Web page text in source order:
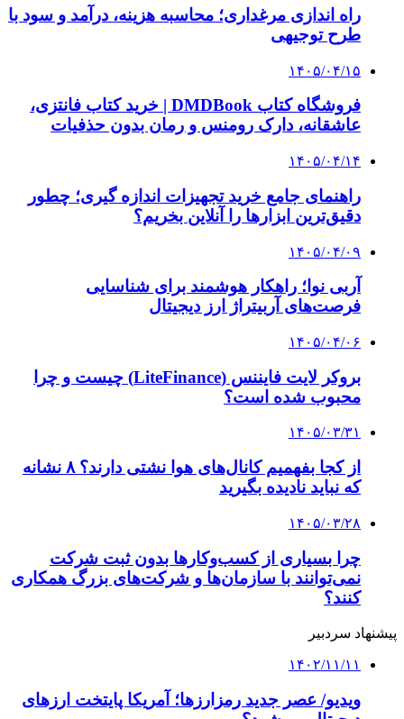
راه اندازی مرغداری؛ محاسبه هزینه، درآمد و سود با
طرح توجیهی
۱۴۰۵/۰۴/۱۵
فروشگاه کتاب DMDBook | خرید کتاب فانتزی،
عاشقانه، دارک رومنس و رمان بدون حذفیات
۱۴۰۵/۰۴/۱۴
راهنمای جامع خرید تجهیزات اندازه گیری؛ چطور
دقیق‌ترین ابزارها را آنلاین بخریم؟
۱۴۰۵/۰۴/۰۹
آربی نوا؛ راهکار هوشمند برای شناسایی
فرصت‌های آربیتراژ ارز دیجیتال
۱۴۰۵/۰۴/۰۶
بروکر لایت فایننس (LiteFinance) چیست و چرا
محبوب شده است؟
۱۴۰۵/۰۳/۳۱
از کجا بفهمیم کانال‌های هوا نشتی دارند؟ ۸ نشانه
که نباید نادیده بگیرید
۱۴۰۵/۰۳/۲۸
چرا بسیاری از کسب‌وکارها بدون ثبت شرکت
نمی‌توانند با سازمان‌ها و شرکت‌های بزرگ همکاری
کنند؟
پیشنهاد سردبیر
۱۴۰۲/۱۱/۱۱
ویدیو/ عصر جدید رمزارزها؛ آمریکا پایتخت ارزهای